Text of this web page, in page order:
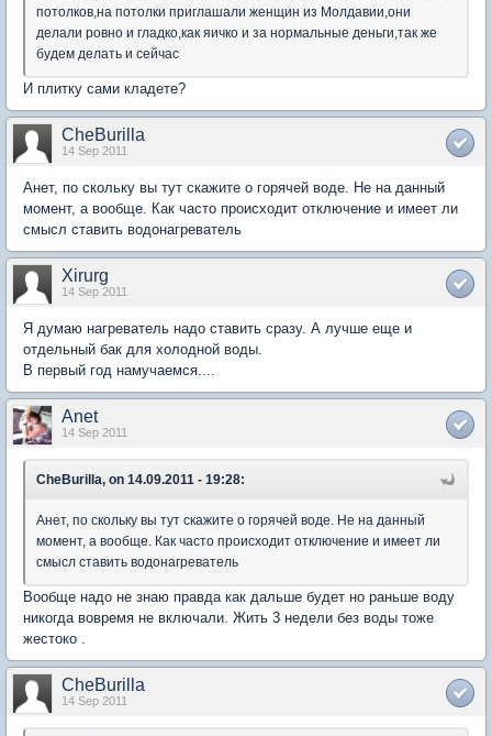
потолков,на потолки приглашали женщин из Молдавии,они
делали ровно и гладко,как яичко и за нормальные деньги,так же
будем делать и сейчас
И плитку сами кладете?
CheBurilla
14 Sep 2011
Анет, по скольку вы тут скажите о горячей воде. Не на данный
момент, а вообще. Как часто происходит отключение и имеет ли
смысл ставить водонагреватель
Xirurg
14 Sep 2011
Я думаю нагреватель надо ставить сразу. А лучше еще и
отдельный бак для холодной воды.
В первый год намучаемся....
Anet
14 Sep 2011
CheBurilla, on 14.09.2011 - 19:28:
Анет, по скольку вы тут скажите о горячей воде. Не на данный
момент, а вообще. Как часто происходит отключение и имеет ли
смысл ставить водонагреватель
Вообще надо не знаю правда как дальше будет но раньше воду
никогда вовремя не включали. Жить 3 недели без воды тоже
жестоко .
CheBurilla
14 Sep 2011